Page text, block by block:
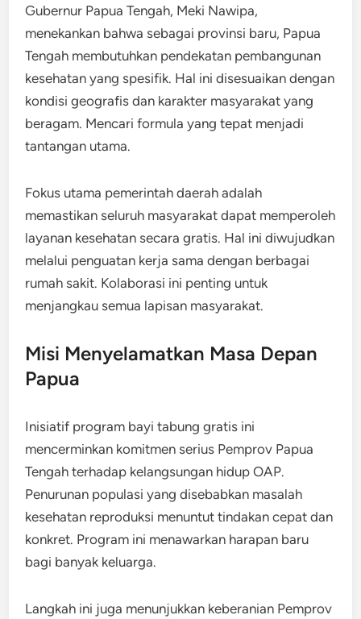
Gubernur Papua Tengah, Meki Nawipa,
menekankan bahwa sebagai provinsi baru, Papua
Tengah membutuhkan pendekatan pembangunan
kesehatan yang spesifik. Hal ini disesuaikan dengan
kondisi geografis dan karakter masyarakat yang
beragam. Mencari formula yang tepat menjadi
tantangan utama.
Fokus utama pemerintah daerah adalah
memastikan seluruh masyarakat dapat memperoleh
layanan kesehatan secara gratis. Hal ini diwujudkan
melalui penguatan kerja sama dengan berbagai
rumah sakit. Kolaborasi ini penting untuk
menjangkau semua lapisan masyarakat.
Misi Menyelamatkan Masa Depan
Papua
Inisiatif program bayi tabung gratis ini
mencerminkan komitmen serius Pemprov Papua
Tengah terhadap kelangsungan hidup OAP.
Penurunan populasi yang disebabkan masalah
kesehatan reproduksi menuntut tindakan cepat dan
konkret. Program ini menawarkan harapan baru
bagi banyak keluarga.
Langkah ini juga menunjukkan keberanian Pemprov